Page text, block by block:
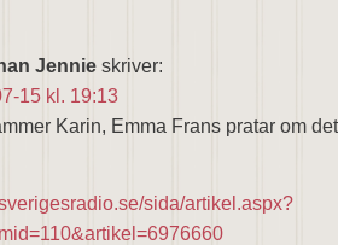
Jennie skriver:
15 kl. 19:13
Karin, Emma Frans pratar om det
sida/artikel.aspx?